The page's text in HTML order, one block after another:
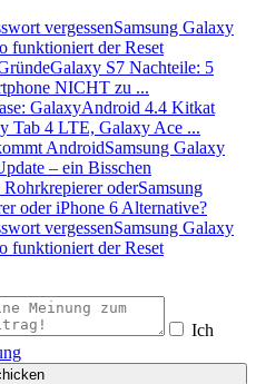
Samsung Galaxy
funktioniert der Reset
Galaxy S7 Nachteile: 5
NICHT zu ...
Android 4.4 Kitkat
Tab 4 LTE, Galaxy Ace ...
Samsung Galaxy
– ein Bisschen
Samsung
oder iPhone 6 Alternative?
Samsung Galaxy
funktioniert der Reset
Ich